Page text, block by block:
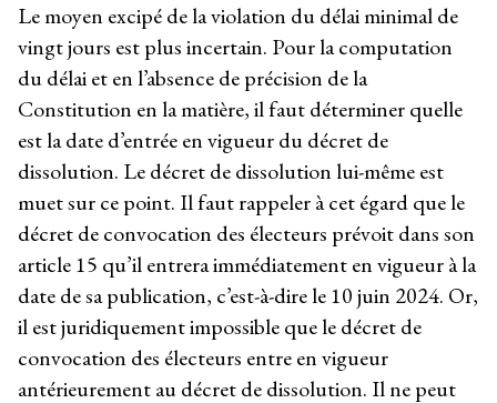
Le moyen excipé de la violation du délai minimal de
vingt jours est plus incertain. Pour la computation
du délai et en l’absence de précision de la
Constitution en la matière, il faut déterminer quelle
est la date d’entrée en vigueur du décret de
dissolution. Le décret de dissolution lui-même est
muet sur ce point. Il faut rappeler à cet égard que le
décret de convocation des électeurs prévoit dans son
article 15 qu’il entrera immédiatement en vigueur à la
date de sa publication, c’est-à-dire le 10 juin 2024. Or,
il est juridiquement impossible que le décret de
convocation des électeurs entre en vigueur
antérieurement au décret de dissolution. Il ne peut